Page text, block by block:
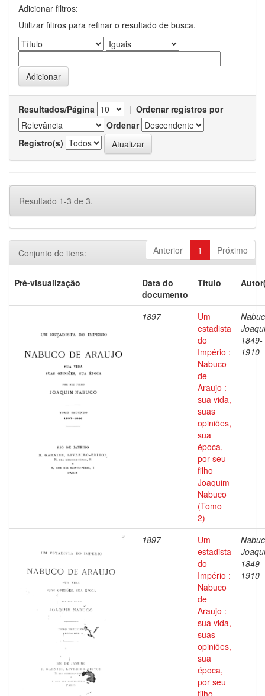
Adicionar filtros:
Utilizar filtros para refinar o resultado de busca.
Resultados/Página | Ordenar registros por
Ordenar
Registro(s)
Resultado 1-3 de 3.
Anterior 1 Próximo
Conjunto de itens:
Pré-visualização
Data do
documento
Título
1897
Um
estadista
do
Império :
Nabuco
de
Araujo :
sua vida,
suas
opiniões,
sua
época,
por seu
filho
Joaquim
Nabuco
(Tomo
2)
1849-
1910
1897
Um
estadista
do
Império :
Nabuco
de
Araujo :
sua vida,
suas
opiniões,
sua
época,
por seu
filho
1849-
1910